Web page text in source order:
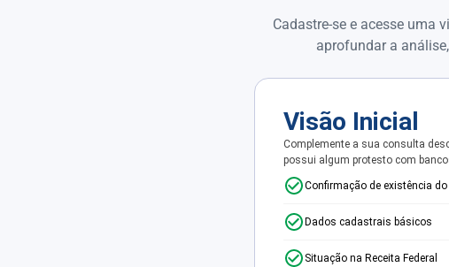
Cadastre-se e acesse uma
aprofundar a
Visão Inicial
Complemente a sua consulta
possui algum protesto com
Confirmação de existência do
Dados cadastrais básicos
Situação na Receita Federal